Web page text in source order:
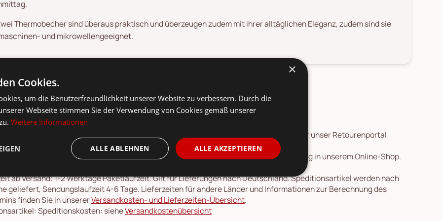
Thermobecher sind überaus praktisch und überzeugen zudem mit ihrer alltäglichen Eleganz, zudem sind sie
und mikrowellengeeignet.
ist über unser Retourenportal
Entspricht dem niedrigsten Gesamtpreis der letzten 30 Tage vor der Preisherabsetzung in unserem Online-Shop.
ab Versand: 1-2 Werktage Paketlaufzeit. Gilt für Lieferungen nach Deutschland. Speditionsartikel werden nach
geliefert, Sendungslaufzeit 4-6 Tage. Lieferzeiten für andere Länder und Informationen zur Berechnung des
finden Sie in unsererVersandkosten- und Lieferzeiten-Übersicht.
Speditionskosten: sieheVersandkostenübersicht
×
Cookies.
um die Benutzerfreundlichkeit unserer Website zu verbessern. Durch die
Webseite stimmen Sie der Verwendung von Cookies gemäß unserer
Weitere Informationen
ALLE AKZEPTIEREN
ALLE ABLEHNEN